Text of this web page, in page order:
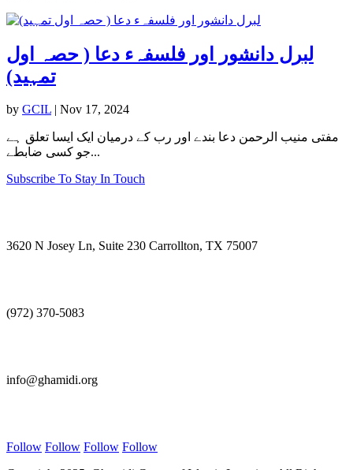
لبرل دانشور اور فلسفہء دعا ( حصہ اول
تمہید)
by GCIL | Nov 17, 2024
مفتی منیب الرحمن دعا بندے اور رب کے درمیان ایک ایسا تعلق ہے
جو کسی ضابطے...
Subscribe To Stay In Touch
3620 N Josey Ln, Suite 230 Carrollton, TX 75007
(972) 370-5083
info@ghamidi.org
Follow Follow Follow Follow